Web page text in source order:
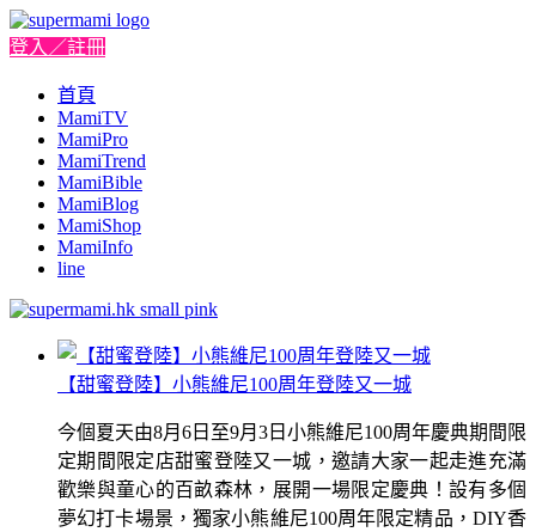
登入／註冊
首頁
MamiTV
MamiPro
MamiTrend
MamiBible
MamiBlog
MamiShop
MamiInfo
line
【甜蜜登陸】小熊維尼100周年登陸又一城
今個夏天由8月6日至9月3日小熊維尼100周年慶典期間限
定期間限定店甜蜜登陸又一城，邀請大家一起走進充滿
歡樂與童心的百畝森林，展開一場限定慶典！設有多個
夢幻打卡場景，獨家小熊維尼100周年限定精品，DIY香